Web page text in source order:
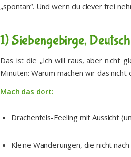
„spontan“. Und wenn du clever frei
1) Siebengebirge,
Das ist die „Ich will raus, aber nicht
Minuten: Warum machen wir das nicht
Mach das dort:
Drachenfels-Feeling mit Aussicht
Kleine Wanderungen, die nicht